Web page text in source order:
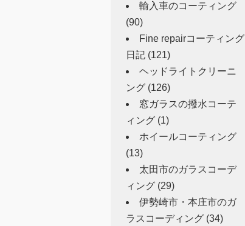
輸入車のコーティング
(90)
Fine repairコーティング
日記 (121)
ヘッドライトクリーニ
ング (126)
窓ガラスの撥水コーテ
ィング (1)
ホイールコーティング
(13)
太田市のガラスコーデ
ィング (29)
伊勢崎市・本庄市のガ
ラスコーディング (34)